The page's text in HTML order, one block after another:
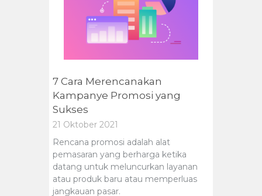
7 Cara Merencanakan
Kampanye Promosi yang
Sukses
21 Oktober 2021
Rencana promosi adalah alat
pemasaran yang berharga ketika
datang untuk meluncurkan layanan
atau produk baru atau memperluas
jangkauan pasar.